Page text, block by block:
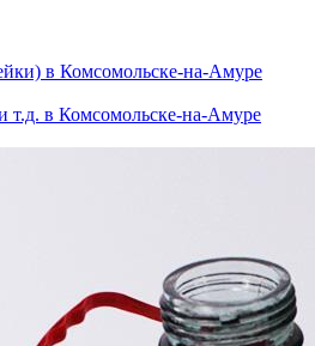
в Комсомольске-на-Амуре
т.д. в Комсомольске-на-Амуре